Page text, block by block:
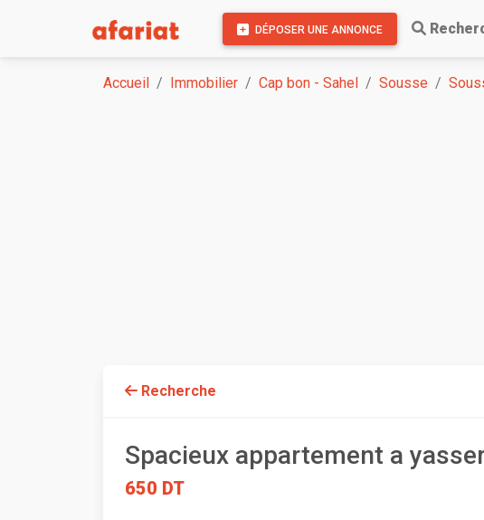
DÉPOSER UNE ANNONCE
Accueil Immobilier Cap bon - Sahel Sousse
Recherche
Spacieux appartement a
650 DT